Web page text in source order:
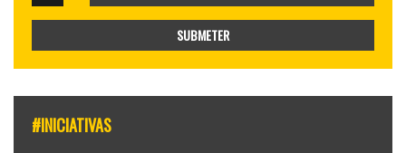
SUBMETER
#INICIATIVAS